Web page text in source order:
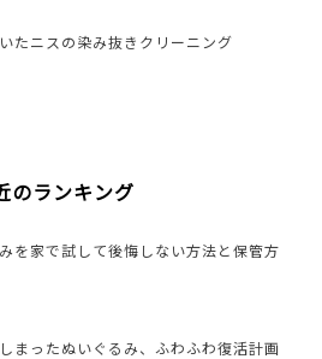
たニスの染み抜きクリーニング
のランキング
を家で試して後悔しない方法と保管方
まったぬいぐるみ、ふわふわ復活計画